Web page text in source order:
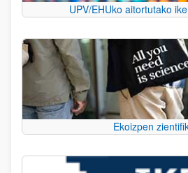
UPV/EHUko aitortutako
Ekoizpen